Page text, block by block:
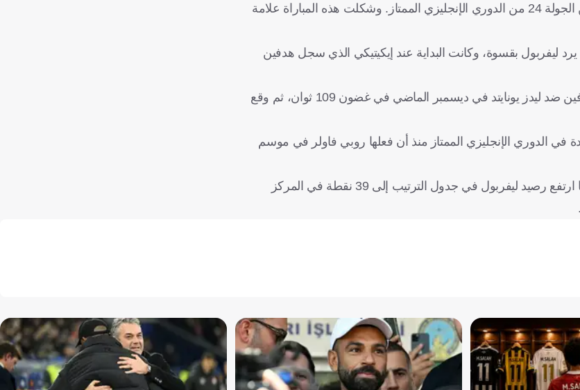
حقق ليفربول فوزًا ثمينًا 4-1 على نيوكاسل في ملعب أنفيلد، السبت، ضمن الجولة 24 من الدوري الإنجليزي الممتاز. وشكلت هذه المباراة علامة
قبل أن يرد ليفربول بقسوة، وكانت البداية عند إيكيتيكي الذي سجل هدفين
ووفقا لإحصاءات حساب مستر شيب عبر منصة إكس: "سجل إيكيتيكي هدفين ضد ليدز يونايتد في ديسمبر الماضي في غضون 109 ثوان، ثم وقع
الدوري الإنجليزي الممتاز منذ أن فعلها روبي فاولر في موسم
وعزز إيكيتيكي رصيده مع ليفربول هذا الموسم موقعا على 10 أهداف، بينما ارتفع رصيد ليفربول في جدول الترتيب إلى 39 نقطة في المركز